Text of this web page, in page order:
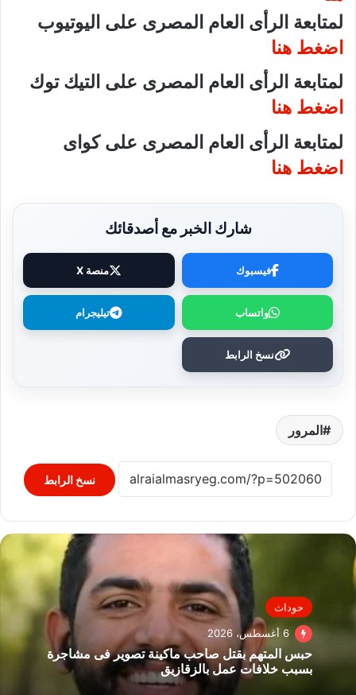
لمتابعة الرأى العام المصرى على اليوتيوب
اضغط هنا
لمتابعة الرأى العام المصرى على التيك توك
اضغط هنا
لمتابعة الرأى العام المصرى على كواى
اضغط هنا
شارك الخبر مع أصدقائك
فيسبوك منصة X
واتساب تيليجرام
نسخ الرابط
المرور
نسخ الرابط
حوداث
6 أغسطس، 2026
حبس المتهم بقتل صاحب ماكينة تصوير فى مشاجرة
بسبب خلافات عمل بالزقازيق